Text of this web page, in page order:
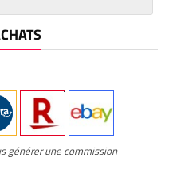
générer une commission